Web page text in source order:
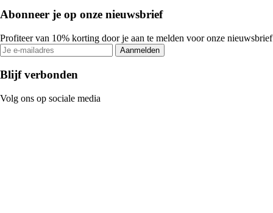
Abonneer je op onze nieuwsbrief
Profiteer van 10% korting door je aan te melden voor onze nieuwsbrief
Aanmelden
Blijf verbonden
Volg ons op sociale media